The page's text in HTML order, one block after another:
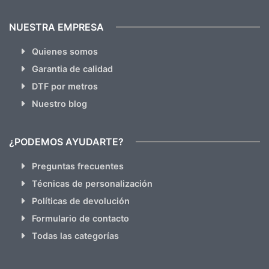
NUESTRA EMPRESA
Quienes somos
Garantia de calidad
DTF por metros
Nuestro blog
¿PODEMOS AYUDARTE?
Preguntas frecuentes
Técnicas de personalización
Políticas de devolución
Formulario de contacto
Todas las categorías